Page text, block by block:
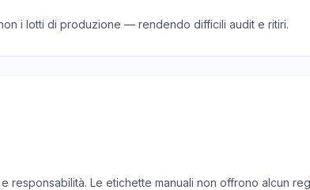
i lotti di produzione — rendendo difficili audit e ritiri.
responsabilità. Le etichette manuali non offrono alcun